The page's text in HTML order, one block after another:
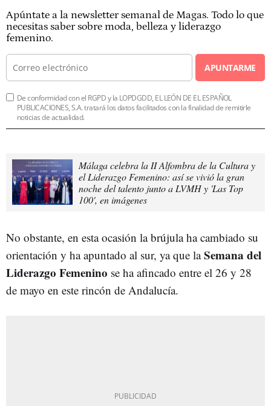
Apúntate a la newsletter semanal de Magas. Todo lo que
necesitas saber sobre moda, belleza y liderazgo
femenino.
APUNTARME
De conformidad con el RGPD y la LOPDGDD, EL LEÓN DE EL ESPAÑOL
PUBLICACIONES, S.A. tratará los datos facilitados con la finalidad de remitirle
noticias de actualidad.
Málaga celebra la II Alfombra de la Cultura y
el Liderazgo Femenino: así se vivió la gran
noche del talento junto a LVMH y 'Las Top
100', en imágenes
No obstante, en esta ocasión la brújula ha cambiado su
orientación y ha apuntado al sur, ya que laSemana del
Liderazgo Femenino se ha afincado entre el 26 y 28
de mayo en este rincón de Andalucía.